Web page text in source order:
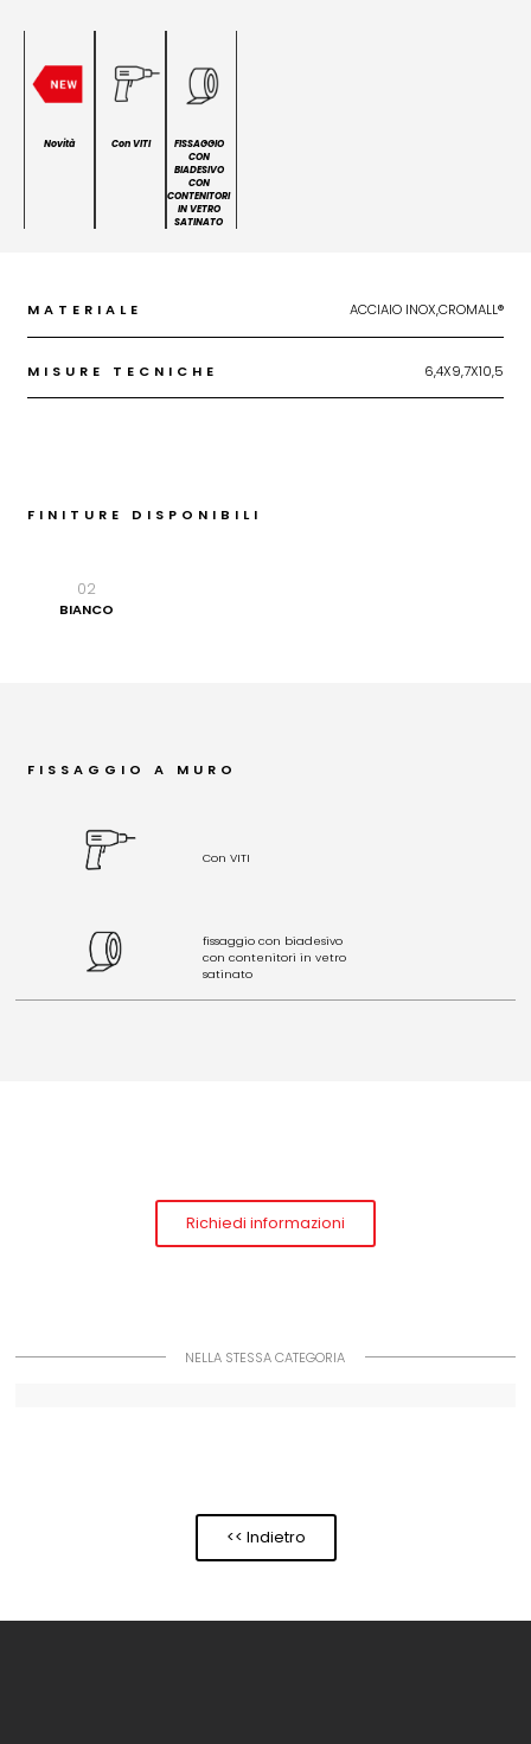
Novità Con VITI
FISSAGGIO
CON
BIADESIVO
CON
CONTENITORI
IN VETRO
SATINATO
MATERIALE ACCIAIO INOX,CROMALL®
MISURE TECNICHE 6,4X9,7X10,5
FINITURE DISPONIBILI
02
BIANCO
FISSAGGIO A MURO
Con VITI
fissaggio con biadesivo
con contenitori in vetro
satinato
Richiedi informazioni
NELLA STESSA CATEGORIA
<< Indietro